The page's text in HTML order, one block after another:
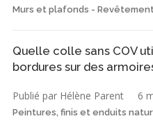
Murs et plafonds -
Quelle colle sans COV
bordures sur des
Publié par Hélène Parent 6
Peintures, finis et enduits